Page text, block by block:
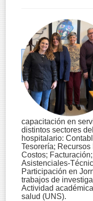
capacitación en
distintos sectores
hospitalario:
Tesorería;
Costos;
Asistenciales-
Participación en
trabajos de
Actividad
salud (UNS).